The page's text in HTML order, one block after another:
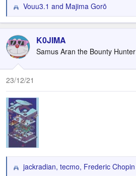
R
e
c
t
i
o
n
s
:
Vouu3.1 and Majima Gorō
K0JIMA
Samus Aran the Bounty Hunter
23/12/21
R
jackradian, tecmo, Frederic Chopin